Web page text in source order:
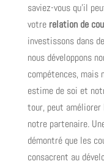
saviez-vous qu’il
votre relation de
investissons dans
nous développons
compétences, mais
estime de soi et
tour, peut
notre partenaire.
démontré que les
consacrent au